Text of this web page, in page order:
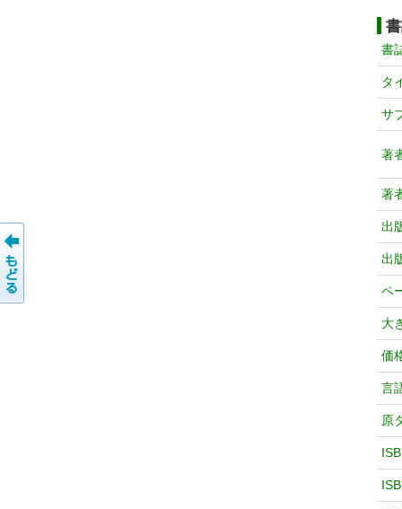
書
タ
サ
著
著
出
出
ペ
大
価
言
原